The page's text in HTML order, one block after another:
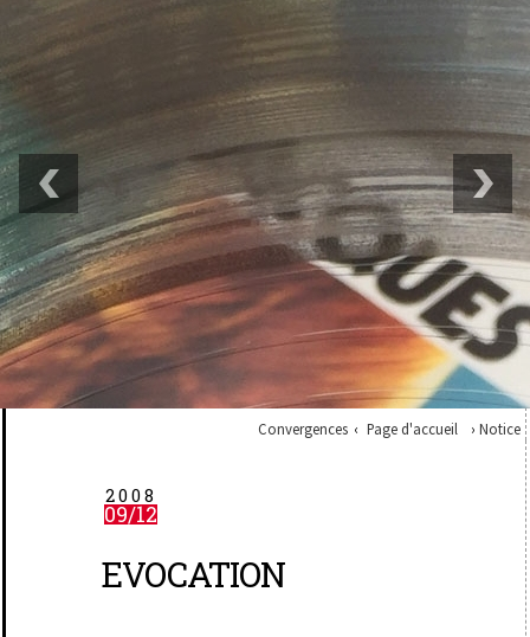
Convergences Page d'accueil Notice
2008
09/12
EVOCATION